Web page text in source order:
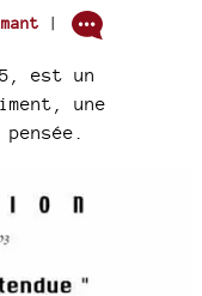
|
est un
une